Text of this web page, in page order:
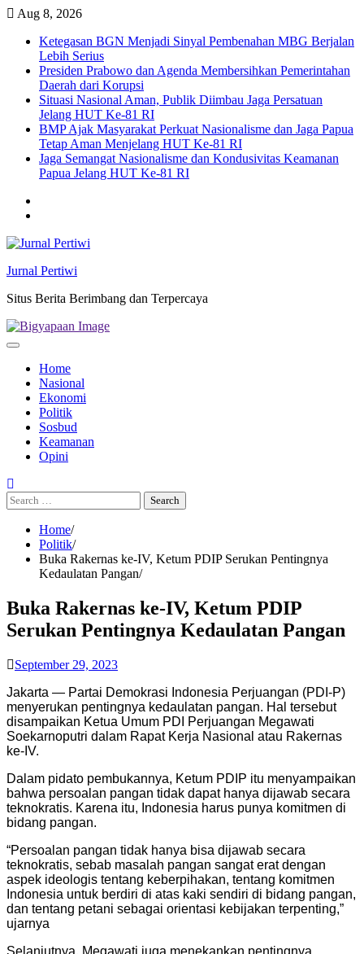
Skip
content
Aug 8, 2026
Ketegasan BGN Menjadi Sinyal Pembenahan MBG Berjalan
Lebih Serius
Presiden Prabowo dan Agenda Membersihkan Pemerintahan
Daerah dari Korupsi
Situasi Nasional Aman, Publik Diimbau Jaga Persatuan
Jelang HUT Ke-81 RI
BMP Ajak Masyarakat Perkuat Nasionalisme dan Jaga Papua
Tetap Aman Menjelang HUT Ke-81 RI
Jaga Semangat Nasionalisme dan Kondusivitas Keamanan
Papua Jelang HUT Ke-81 RI
Jurnal Pertiwi
Situs Berita Berimbang dan Terpercaya
Home
Nasional
Ekonomi
Politik
Sosbud
Keamanan
Opini
Search
for:
Home
Politik
Buka Rakernas ke-IV, Ketum PDIP Serukan Pentingnya
Kedaulatan Pangan
Buka Rakernas ke-IV, Ketum PDIP
Serukan Pentingnya Kedaulatan Pangan
September 29, 2023
Jakarta — Partai Demokrasi Indonesia Perjuangan (PDI-P)
menyerukan pentingnya kedaulatan pangan. Hal tersebut
disampaikan Ketua Umum PDI Perjuangan Megawati
Soekarnoputri dalam Rapat Kerja Nasional atau Rakernas
ke-IV.
Dalam pidato pembukannya, Ketum PDIP itu menyampaikan
bahwa persoalan pangan tidak dapat hanya dijawab secara
teknokratis. Karena itu, Indonesia harus punya komitmen di
bidang pangan.
“Persoalan pangan tidak hanya bisa dijawab secara
teknokratis, sebab masalah pangan sangat erat dengan
aspek ideologis tentang keberpihakan, tentang komitmen
Indonesia untuk berdiri di atas kaki sendiri di bidang pangan,
dan tentang petani sebagai orientasi kebijakan terpenting,”
ujarnya
Selanjutnya, Megawati juga menekankan pentingnya